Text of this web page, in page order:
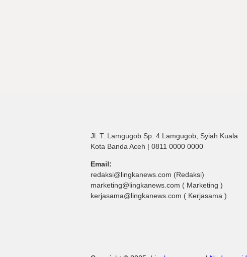
Jl. T. Lamgugob Sp. 4 Lamgugob, Syiah Kuala
Kota Banda Aceh | 0811 0000 0000
Email:
redaksi@lingkanews.com (Redaksi)
marketing@lingkanews.com ( Marketing )
kerjasama@lingkanews.com ( Kerjasama )